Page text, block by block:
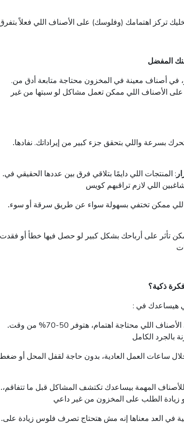
تركز اهتمامك (وفلوسك) على الأصناف اللي فعلاً
المفضل
، في أصناف معينة في المخزون محتاجة متابعة أدق من
على الأصناف اللي ممكن تعمل مشاكل لو سبتها من غير
بسرعة واللي بتحقق جزء كبير من إيراداتك. نفادها
: المنتجات اللي دايمًا بتلاقي فرق بين عددها الحقيقي في
اللي لازم تراقبهم كويس
ممكن تختفي بسهولة سواء عن طريق سرقة أو سوء
تأثر على أرباحك بشكل كبير لو حصل فيها خطأ أو فقدت
ذكية؟
هيساعدك في
الأصناف اللي محتاجة اهتمام، هتوفر من وقت
بالجرد الكامل
ساعات العمل العادية، بدون حاجة لقفل المحل أو ضغط
للأصناف المهمة بيساعدك تكتشف المشاكل قبل ما تتفاقم،
زيادة الطلب على المخزون من غير داعي
في العد معناها إنه مش هتحتاج تصرف فلوس زيادة على